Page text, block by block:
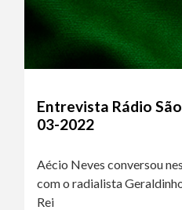
Entrevista Rádio
03-2022
Aécio Neves conversou
com o radialista
Rei